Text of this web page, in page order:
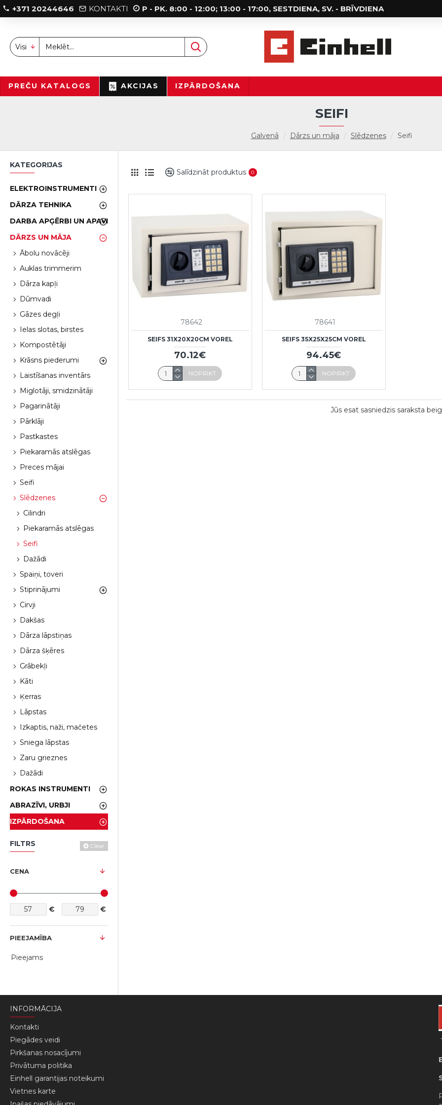
+371 20244646 KONTAKTI P - PK. 8:00 - 12:00; 13:00 - 17:00, SESTDIENA, SV. - BRĪVDIENA
Visi
PREČU KATALOGS AKCIJAS IZPĀRDOŠANA
Galvenā Dārzs un māja Slēdzenes Seifi
SEIFI
KATEGORIJAS
ELEKTROINSTRUMENTI
DĀRZA TEHNIKA
DARBA APĢĒRBI UN APAVI
DĀRZS UN MĀJA
Ābolu novācēji
Auklas trimmerim
Dārza kapļi
Dūmvadi
Gāzes degļi
Ielas slotas, birstes
Kompostētāji
Krāsns piederumi
Laistīšanas inventārs
Miglotāji, smidzinātāji
Pagarinātāji
Pārklāji
Pastkastes
Piekaramās atslēgas
Preces mājai
Seifi
Slēdzenes
Cilindri
Piekaramās atslēgas
Seifi
Dažādi
Spaiņi, toveri
Stiprinājumi
Cirvji
Dakšas
Dārza lāpstiņas
Dārza šķēres
Grābekļi
Kāti
Ķerras
Lāpstas
Izkaptis, naži, mačetes
Sniega lāpstas
Zaru grieznes
Dažādi
ROKAS INSTRUMENTI
ABRAZĪVI, URBJI
IZPĀRDOŠANA
FILTRS Clear
CENA
€ €
PIEEJAMĪBA
Pieejams
Salīdzināt produktus 0
78642
SEIFS 31X20X20CM VOREL
70.12€
NOPIRKT
78641
SEIFS 35X25X25CM VOREL
94.45€
NOPIRKT
Jūs esat sasniedzis saraksta
INFORMĀCIJA
Kontakti
Piegādes veidi
Pirkšanas nosacījumi
Privātuma politika
Einhell garantijas noteikumi
Vietnes karte